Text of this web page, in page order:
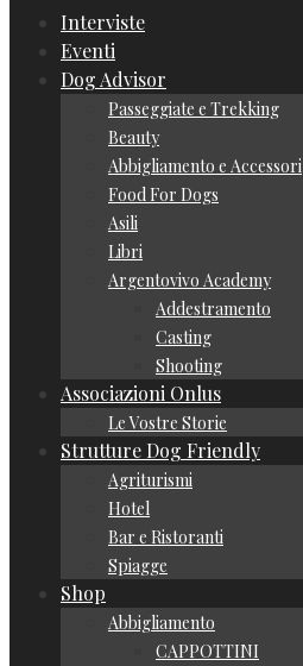
Interviste
Eventi
Dog Advisor
Passeggiate e Trekking
Beauty
Abbigliamento e Accessori
Food For Dogs
Asili
Libri
Argentovivo Academy
Addestramento
Casting
Shooting
Associazioni Onlus
Le Vostre Storie
Strutture Dog Friendly
Agriturismi
Hotel
Bar e Ristoranti
Spiagge
Shop
Abbigliamento
CAPPOTTINI